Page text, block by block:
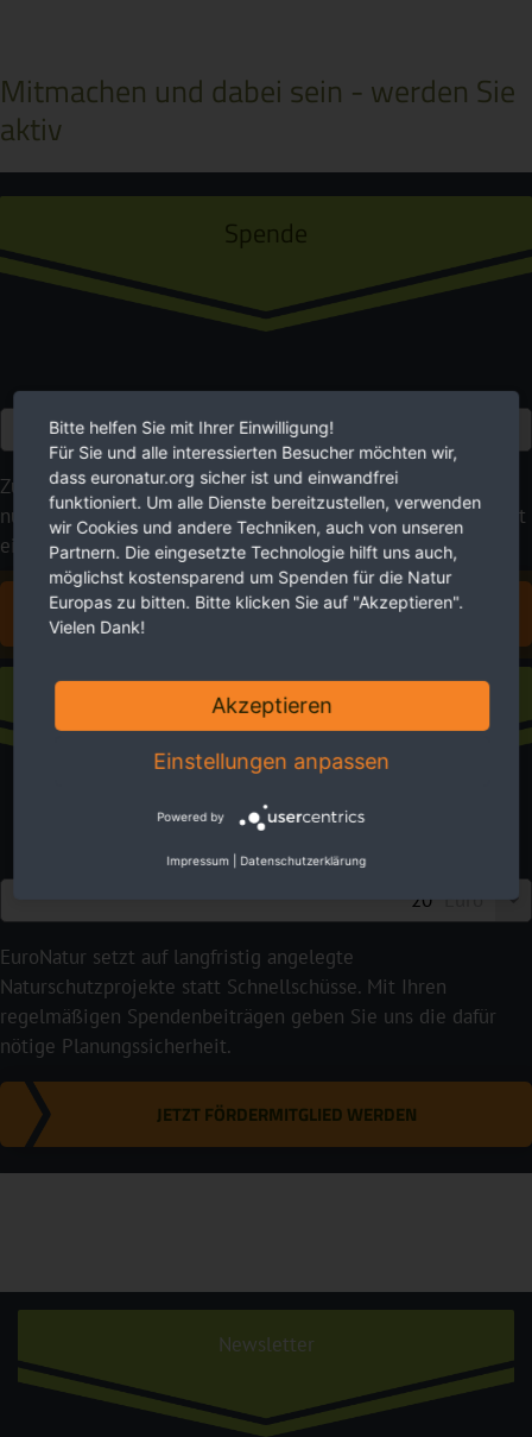
Mitmachen und dabei sein - werden Sie
aktiv
Spende
Zukunft braucht Natur. Wir setzen uns für sie ein. Bitte
nutzen Sie Ihre Möglichkeiten, um zu helfen. Ihre Spende ist
ein wirkungsvoller Beitrag für eine lebenswerte Umwelt.
FÜR EUROPAS NATUR SPENDEN
Fördermitgliedschaft
Euro
EuroNatur setzt auf langfristig angelegte
Naturschutzprojekte statt Schnellschüsse. Mit Ihren
regelmäßigen Spendenbeiträgen geben Sie uns die dafür
nötige Planungssicherheit.
JETZT FÖRDERMITGLIED WERDEN
Newsletter
Bitte helfen Sie mit Ihrer Einwilligung!
Für Sie und alle interessierten Besucher möchten wir,
dass euronatur.org sicher ist und einwandfrei
funktioniert. Um alle Dienste bereitzustellen, verwenden
wir Cookies und andere Techniken, auch von unseren
Partnern. Die eingesetzte Technologie hilft uns auch,
möglichst kostensparend um Spenden für die Natur
Europas zu bitten. Bitte klicken Sie auf "Akzeptieren".
Vielen Dank!
Akzeptieren
Einstellungen anpassen
Powered by
Impressum Datenschutzerklärung